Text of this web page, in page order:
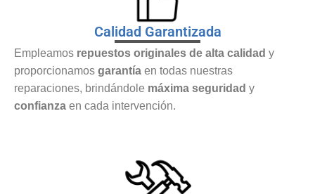
Calidad Garantizada
Empleamos repuestos originales de alta calidad y
proporcionamos garantía en todas nuestras
reparaciones, brindándole máxima seguridad y
confianza en cada intervención.